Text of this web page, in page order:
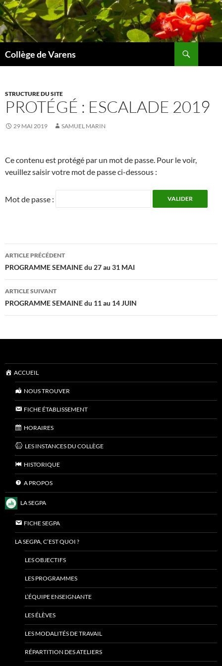
Aller
au
contenu
Collège de Varens
STRUCTURE DU SITE
PROTÉGÉ : ESCALADE 2019
29 MAI 2019 SAMUEL MARIN
Ce contenu est protégé par un mot de passe. Pour le voir,
veuillez saisir votre mot de passe ci-dessous :
Mot de passe :
Navigation
des
articles
ARTICLE PRÉCÉDENT
PROGRAMME SEMAINE du 27 au 31 MAI
ARTICLE SUIVANT
PROGRAMME SEMAINE du 11 au 14 JUIN
ACCUEIL
NOUS TROUVER
FICHE ÉTABLISSEMENT
HORAIRES
LES INSTANCES DU COLLÈGE
HISTORIQUE
A PROPOS
LA SEGPA
FICHE SEGPA
LA SEGPA, C’EST QUOI ?
LES OBJECTIFS
LES PROGRAMMES
L’ÉQUIPE ENSEIGNANTE
LES ÉLÈVES
LES MODALITÉS DE TRAVAIL
RÉPARTITION DES ATELIERS